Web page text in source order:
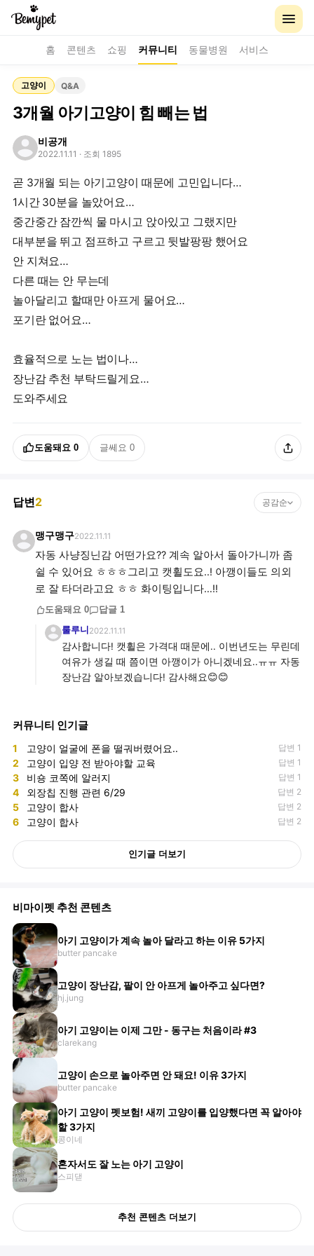
홈 콘텐츠 쇼핑 커뮤니티 동물병원 서비스
고양이 Q&A
3개월 아기고양이 힘 빼는 법
비공개
2022.11.11 · 조회 1895
곧 3개월 되는 아기고양이 때문에 고민입니다…
1시간 30분을 놀았어요…
중간중간 잠깐씩 물 마시고 앉아있고 그랬지만
대부분을 뛰고 점프하고 구르고 뒷발팡팡 했어요
안 지쳐요…
다른 때는 안 무는데
놀아달리고 할때만 아프게 물어요…
포기란 없어요…
효율적으로 노는 법이나…
장난감 추천 부탁드릴게요…
도움돼요 0 글쎄요 0
답변2 공감순
맹구맹구2022.11.11
자동 사냥징닌감 어떤가요?? 계속 알아서 돌아가니까 좀
쉴 수 있어요 ㅎㅎㅎ그리고 캣휠도요..! 아깽이들도 의외
로 잘 타더라고요 ㅎㅎ 화이팅입니다…!!
도움돼요 0 답글 1
룰루니 2022.11.11
감사합니다! 캣휠은 가격대 때문에.. 이번년도는 무린데
여유가 생길 때 쯤이면 아깽이가 아니겠네요..ㅠㅠ 자동
장난감 알아보겠습니다! 감사해요😊😊
커뮤니티 인기글
1 고양이 얼굴에 폰을 떨궈버렸어요.. 답변 1
2 고양이 입양 전 받아야할 교육 답변 1
3 비숑 코쪽에 알러지 답변 1
4 외장칩 진행 관련 6/29 답변 2
5 고양이 합사 답변 2
6 고양이 합사 답변 2
인기글 더보기
비마이펫 추천 콘텐츠
아기 고양이가 계속 놀아 달라고 하는 이유 5가지
butter pancake
고양이 장난감, 팔이 안 아프게 놀아주고 싶다면?
hj.jung
아기 고양이는 이제 그만 - 동구는 처음이라 #3
clarekang
고양이 손으로 놀아주면 안 돼요! 이유 3가지
butter pancake
아기 고양이 펫보험! 새끼 고양이를 입양했다면 꼭 알아야
할 3가지
콩이네
혼자서도 잘 노는 아기 고양이
스피댇
추천 콘텐츠 더보기